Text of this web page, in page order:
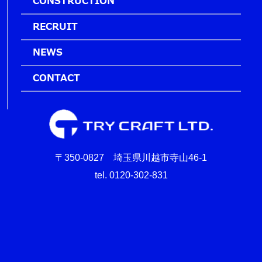
RECRUIT
NEWS
CONTACT
〒350-0827 埼玉県川越市寺山46-1
tel. 0120-302-831